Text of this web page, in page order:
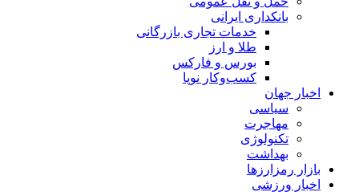
بانکداری ایرانی
خدمات تجاری بازرگانی
طلا و ارز
بورس و فارکس
کسب‌وکار نوپا
اخبار جهان
سیاسی
مهاجرت
تکنولوژی
بهداشت
بازار رمزارزها
اخبار ورزشی